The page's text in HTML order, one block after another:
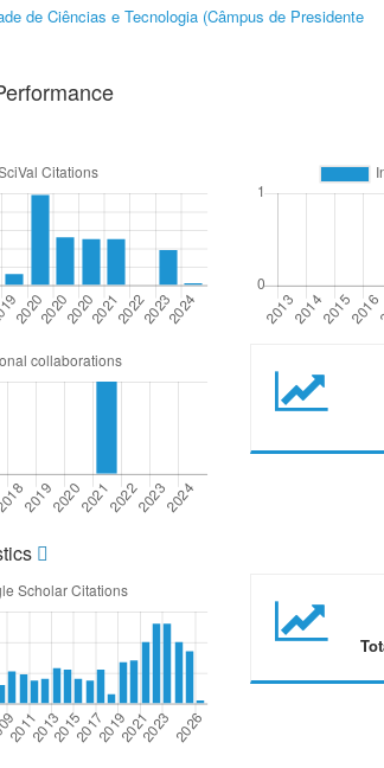
de Ciências e Tecnologia (Câmpus de Presidente